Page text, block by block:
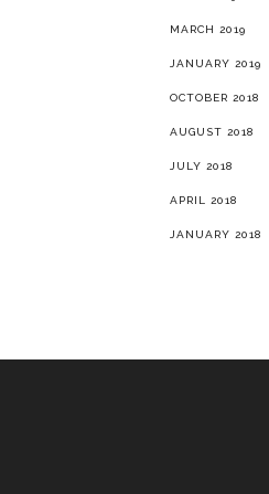
MARCH 2019
JANUARY 2019
OCTOBER 2018
AUGUST 2018
JULY 2018
APRIL 2018
JANUARY 2018